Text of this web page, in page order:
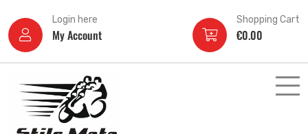
Login here
My Account
Shopping Cart
€0.00